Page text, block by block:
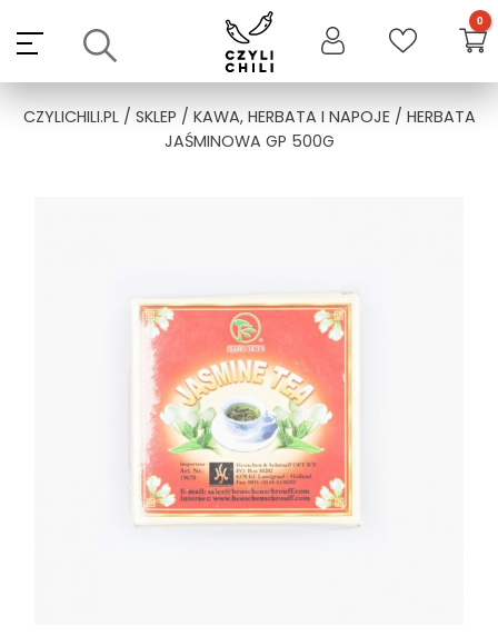
content
CZYLICHILI.PL/ SKLEP / KAWA, HERBATA I NAPOJE/ HERBATA
JAŚMINOWA GP 500G